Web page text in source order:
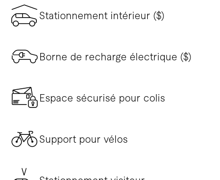
Stationnement intérieur ($)
Borne de recharge électrique ($)
Espace sécurisé pour colis
Support pour vélos